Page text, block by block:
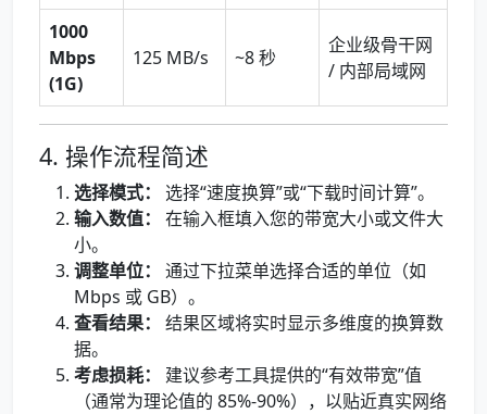
1000
Mbps
(1G)
125 MB/s ~8 秒
企业级骨干网
/ 内部局域网
4. 操作流程简述
选择模式：
选择“速度换算”或“下载时间计算”。
输入数值：
在输入框填入您的带宽大小或文件大
小。
调整单位：
通过下拉菜单选择合适的单位（如
Mbps 或 GB）。
查看结果：
结果区域将实时显示多维度的换算数
据。
考虑损耗：
建议参考工具提供的“有效带宽”值
（通常为理论值的 85%-90%），以贴近真实网络